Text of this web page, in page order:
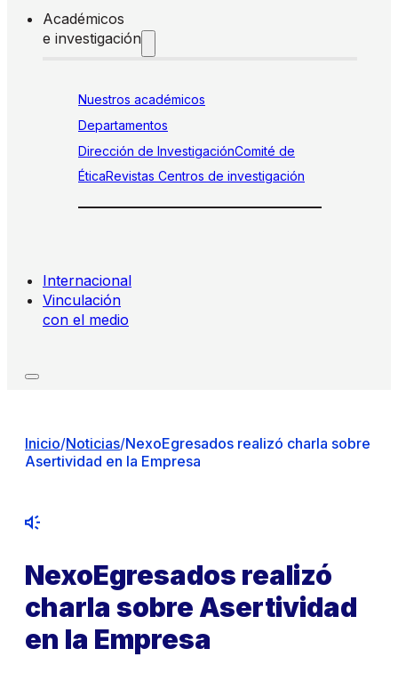
Académicos
e investigación
Nuestros académicos
Departamentos
Dirección de InvestigaciónComité de
ÉticaRevistas Centros de investigación
Internacional
Vinculación
con el medio
Inicio/Noticias/NexoEgresados realizó charla sobre
Asertividad en la Empresa
NexoEgresados realizó
charla sobre Asertividad
en la Empresa